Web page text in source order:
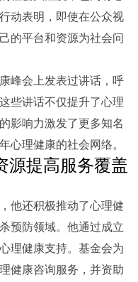
动表明，即使在公众视
的平台和资源为社会问
峰会上发表过讲话，呼
些讲话不仅提升了心理
影响力激发了更多知名
心理健康的社会网络。
源提高服务覆盖
他还积极推动了心理健
预防领域。他通过成立
理健康支持。基金会为
健康咨询服务，并资助